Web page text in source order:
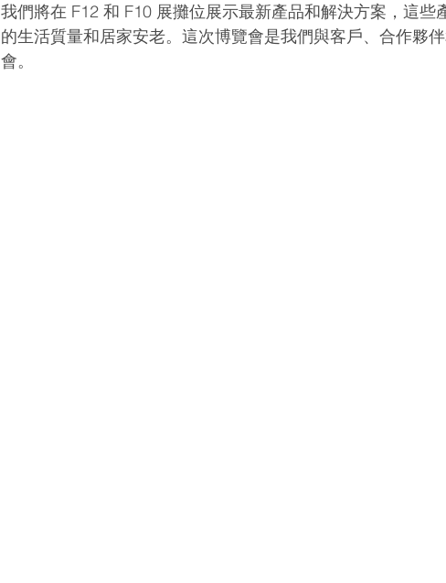
我們將在 F12 和 F10 展攤位展示最新產品和解決方案，這些
的生活質量和居家安老。這次博覽會是我們與客戶、合作夥
會。